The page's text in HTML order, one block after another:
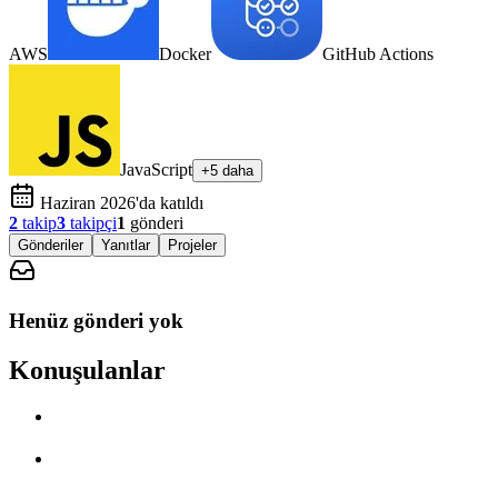
AWS Docker GitHub Actions
JavaScript +5 daha
Haziran 2026'da katıldı
2 takip3 takipçi1 gönderi
Gönderiler Yanıtlar Projeler
Henüz gönderi yok
Konuşulanlar